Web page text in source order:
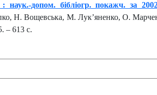
: наук.-допом. бібліогр. покажч. за
Н. Вощевська, М. Лук’яненко, О.
– 613 с.